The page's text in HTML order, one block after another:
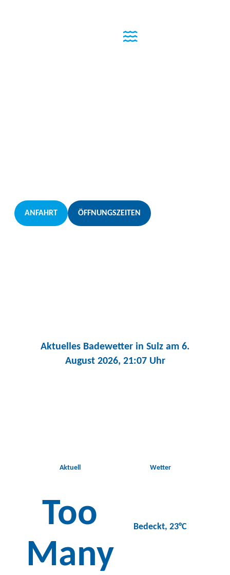
ANFAHRT ÖFFNUNGSZEITEN
Aktuelles Badewetter in Sulz am 6.
August 2026, 21:07 Uhr
Aktuell
Too
Many
Wetter
Bedeckt, 23°C